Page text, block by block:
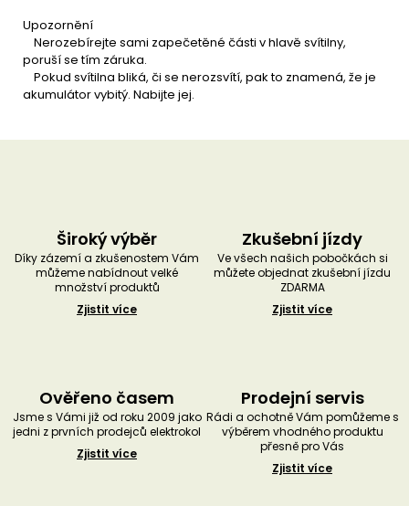
Upozornění
Nerozebírejte sami zapečetěné části v hlavě svítilny,
poruší se tím záruka.
Pokud svítilna bliká, či se nerozsvítí, pak to znamená, že je
akumulátor vybitý. Nabijte jej.
Široký výběr
Díky zázemí a zkušenostem Vám
můžeme nabídnout velké
množství produktů
Zjistit více
Zkušební jízdy
Ve všech našich pobočkách si
můžete objednat zkušební jízdu
ZDARMA
Zjistit více
Ověřeno časem
Jsme s Vámi již od roku 2009 jako
jedni z prvních prodejců elektrokol
Zjistit více
Prodejní servis
Rádi a ochotně Vám pomůžeme s
výběrem vhodného produktu
přesně pro Vás
Zjistit více